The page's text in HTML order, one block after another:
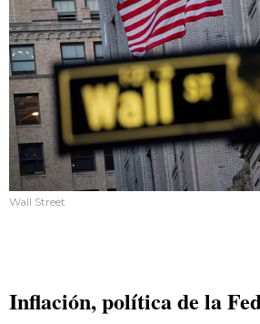
Wall Street
Inflación, política de la